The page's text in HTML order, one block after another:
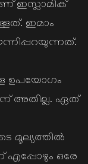
ഇസ്ലാമിക്
ഇമാം
ഉപയോഗം
അതില്ല. ഏത്
മൂല്യത്തില്‍
എപ്പോഴും ഒരേ